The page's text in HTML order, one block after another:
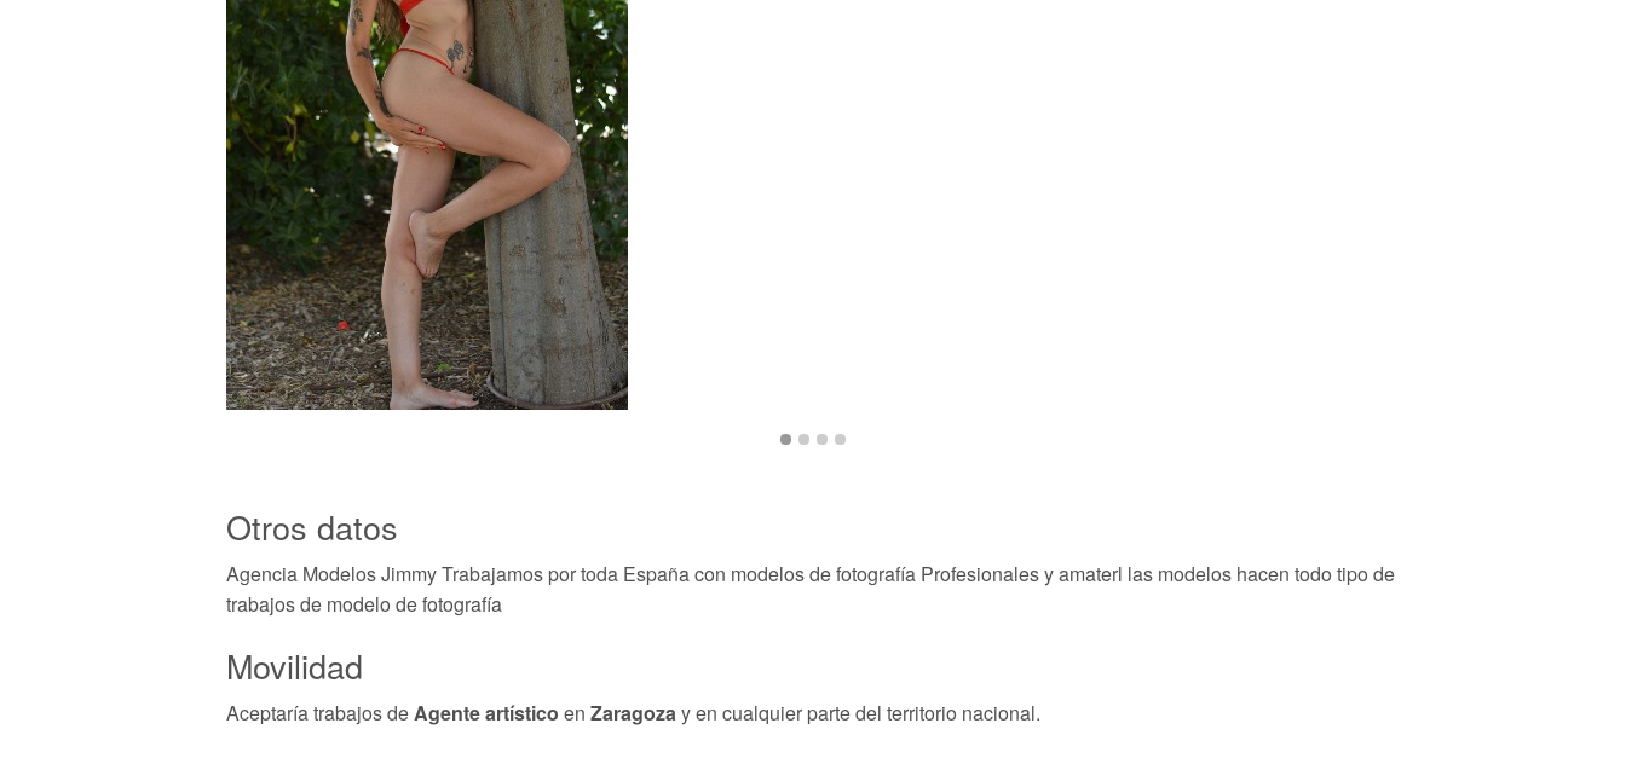
Otros datos
Agencia Modelos Jimmy Trabajamos por toda España con modelos de fotografía Profesionales y amaterl las modelos hacen todo tipo de
trabajos de modelo de fotografía
Movilidad
Aceptaría trabajos deAgente artístico en Zaragozay en cualquier parte del territorio nacional.